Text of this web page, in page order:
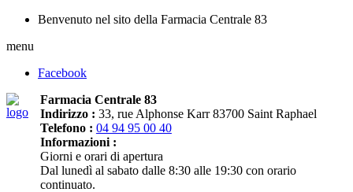
Benvenuto nel sito della Farmacia Centrale 83
menu
Facebook
Farmacia Centrale 83
Indirizzo : 33, rue Alphonse Karr 83700 Saint Raphael
Telefono : 04 94 95 00 40
Informazioni :
Giorni e orari di apertura
Dal lunedì al sabato dalle 8:30 alle 19:30 con orario
continuato.